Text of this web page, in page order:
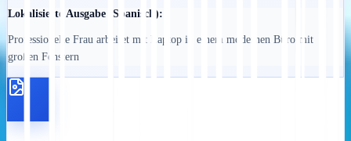
Lokalisierte Ausgabe (Spanisch):
Professionelle Frau arbeitet mit Laptop in einem modernen Büro mit
großen Fenstern